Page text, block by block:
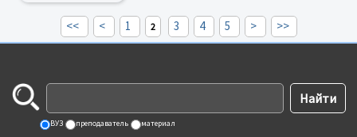
<< < 1 2 3 4 5 > >>
ВУЗ преподаватель материал